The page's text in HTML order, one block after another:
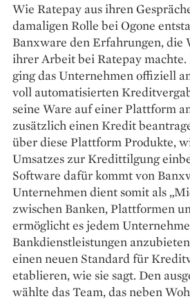
Wie Ratepay aus ihren
damaligen Rolle bei Ogone
Banxware den Erfahrungen, die
ihrer Arbeit bei Ratepay
ging das Unternehmen offiziell
voll automatisierten
seine Ware auf einer Plattform
zusätzlich einen Kredit
über diese Plattform Produkte,
Umsatzes zur Kredittilgung
Software dafür kommt von
Unternehmen dient somit als
zwischen Banken, Plattformen
ermöglicht es jedem
Bankdienstleistungen
einen neuen Standard für
etablieren, wie sie sagt. Den
wählte das Team, das neben